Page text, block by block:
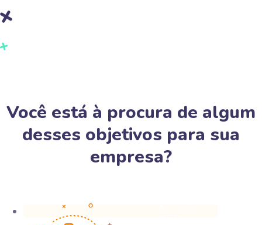
Você está à procura de algum
desses objetivos para sua
empresa?